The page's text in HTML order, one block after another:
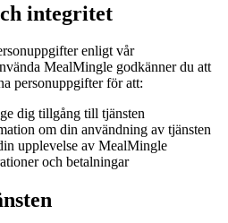
integritet
enligt vår
MealMingle godkänner du att
personuppgifter för att:
dig tillgång till tjänsten
om din användning av tjänsten
upplevelse av MealMingle
och betalningar